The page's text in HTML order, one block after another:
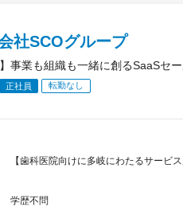
社SCOグループ
】事業も組織も一緒に創るSaaS
正社員 転勤なし
【歯科医院向けに多岐にわたるサービ
学歴不問